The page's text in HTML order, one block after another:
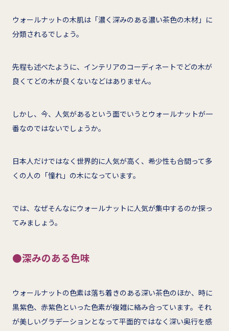
ウォールナットの木肌は「濃く深みのある濃い茶色の木材」に
分類されるでしょう。
先程も述べたように、インテリアのコーディネートでどの木が
良くてどの木が良くないなどはありません。
しかし、今、人気があるという面でいうとウォールナットが一
番なのではないでしょうか。
日本人だけではなく世界的に人気が高く、希少性も合間って多
くの人の「憧れ」の木になっています。
では、なぜそんなにウォールナットに人気が集中するのか探っ
てみましょう。
●深みのある色味
ウォールナットの色素は落ち着きのある深い茶色のほか、時に
黒紫色、赤紫色といった色素が複雑に絡み合っています。それ
が美しいグラデーションとなって平面的ではなく深い奥行を感